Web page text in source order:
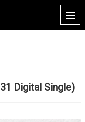
Digital Single)